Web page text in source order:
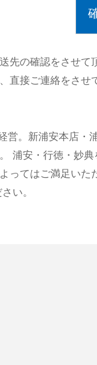
先の確認をさせ
直接ご連絡をさせ
営。新浦安本店・
浦安・行徳・妙
ってはご満足いた
い。